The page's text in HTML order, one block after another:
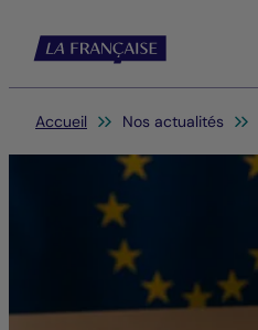
Vous êtes ici:
Accueil Nos actualités